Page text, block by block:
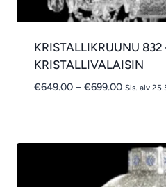
KRISTALLIKRUUNU
KRISTALLIVALAISIN
€649.00 – €699.00 Sis. alv